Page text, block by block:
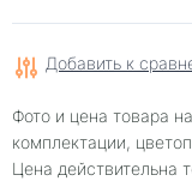
Добавить к
Фото и цена товара
комплектации,
Цена действительна